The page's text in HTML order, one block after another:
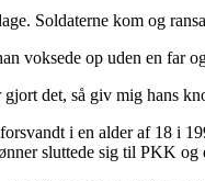
Soldaterne kom og
voksede op uden en
det, så giv mig hans
i en alder af 18 i
sluttede sig til PKK